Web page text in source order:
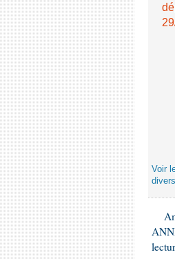
Voir